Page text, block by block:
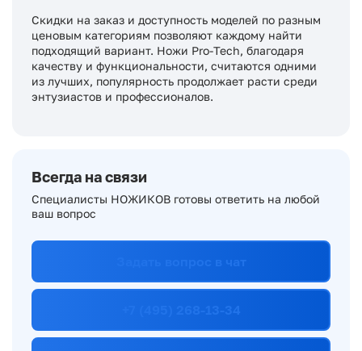
Скидки на заказ и доступность моделей по разным
ценовым категориям позволяют каждому найти
подходящий вариант. Ножи Pro-Tech, благодаря
качеству и функциональности, считаются одними
из лучших, популярность продолжает расти среди
энтузиастов и профессионалов.
Всегда на связи
Специалисты НОЖИКОВ готовы ответить на любой
ваш вопрос